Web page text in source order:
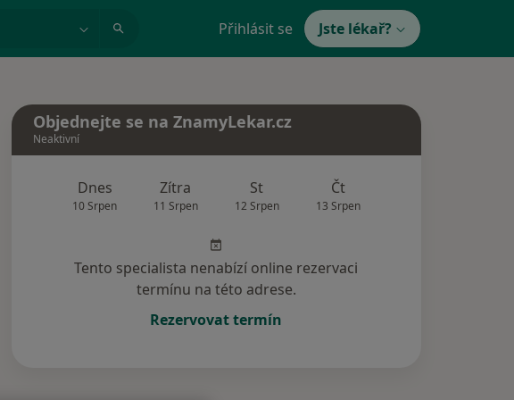
Přihlásit se Jste lékař?
Objednejte se na ZnamyLekar.cz
Neaktivní
Dnes
10 Srpen
Zítra
11 Srpen
St
12 Srpen
Čt
13 Srpen
Tento specialista nenabízí online rezervaci
termínu na této adrese.
Rezervovat termín